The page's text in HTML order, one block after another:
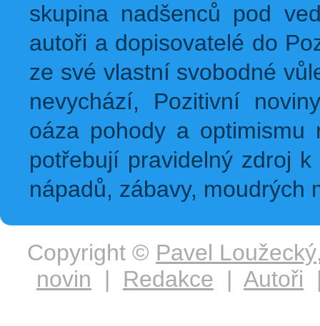
skupina nadšenců pod
autoři a dopisovatelé do
ze své vlastní svobodné
nevychází, Pozitivní
oáza pohody a
potřebují pravidelný zdroj
nápadů, zábavy, moudrých
Copyright © Pavel Loužecký
novin | Redakce | Autoři